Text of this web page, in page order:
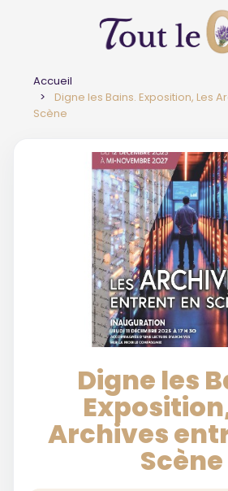
Accueil
Digne les Bains. Exposition, Les
Scène
Digne les
Archives
Scène